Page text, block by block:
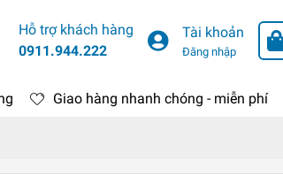
Hỗ trợ khách hàng
0911.944.222
Tài khoản
Đăng nhập
Giao hàng nhanh chóng - miễn phí